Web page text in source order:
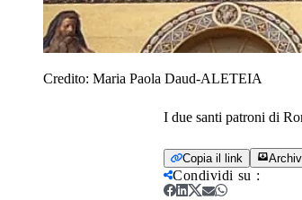
Credito: Maria Paola Daud-ALETEIA
I due santi patroni di
Copia il link
Condividi su :